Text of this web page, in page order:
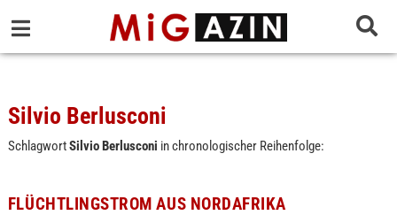
Silvio Berlusconi
SchlagwortSilvio Berlusconi in chronologischer Reihenfolge:
FLÜCHTLINGSTROM AUS NORDAFRIKA